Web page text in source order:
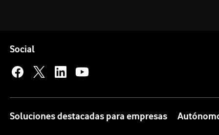
SocialEnlaces a las redes sociales de Vodafone
Soluciones destacadas para empresas